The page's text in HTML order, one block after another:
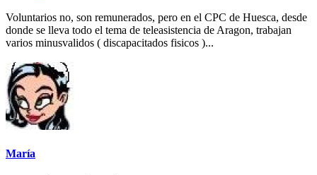
Voluntarios no, son remunerados, pero en el CPC de Huesca, desde
donde se lleva todo el tema de teleasistencia de Aragon, trabajan
varios minusvalidos ( discapacitados fisicos )...
María